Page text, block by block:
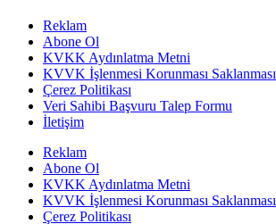
Reklam
Abone Ol
KVKK Aydınlatma Metni
KVVK İşlenmesi Korunması Saklanması
Çerez Politikası
Veri Sahibi Başvuru Talep Formu
İletişim
Reklam
Abone Ol
KVKK Aydınlatma Metni
KVVK İşlenmesi Korunması Saklanması
Çerez Politikası